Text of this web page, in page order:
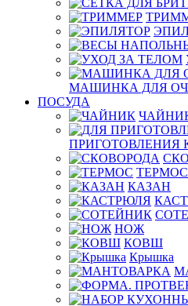
МАШИНКА ДЛЯ
ПОСУДА
ПРИГОТОВЛЕНИЯ
ТЕРМОС
КАЗАН
НОЖ
КОВШ
Крышка